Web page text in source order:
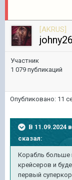
[AKRUS]
Участник
1 079 публикаций
Опубликовано: 11
В 11.09.2024
сказал:
Корабль больше
крейсеров и
первый